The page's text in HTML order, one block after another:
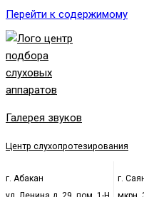
Перейти к содержимому
Галерея звуков
Центр слухопротезирования
г. Абакан
г.